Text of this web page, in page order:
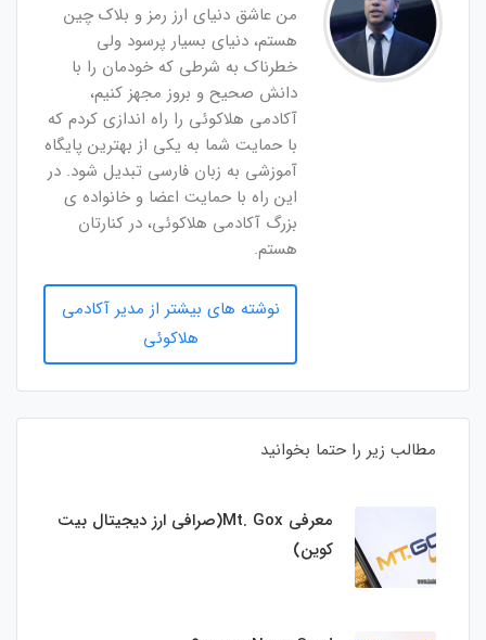
من عاشق دنیای ارز رمز و بلاک چین
هستم، دنیای بسیار پرسود ولی
خطرناک به شرطی که خودمان را با
دانش صحیح و بروز مجهز کنیم،
آکادمی هلاکوئی را راه اندازی کردم که
با حمایت شما به یکی از بهترین پایگاه
آموزشی به زبان فارسی تبدیل شود. در
این راه با حمایت اعضا و خانواده ی
بزرگ آکادمی هلاکوئی، در کنارتان
هستم.
نوشته های بیشتر از مدیر آکادمی
هلاکوئی
مطالب زیر را حتما بخوانید
معرفی Mt. Gox(صرافی ارز دیجیتال بیت
کوین)